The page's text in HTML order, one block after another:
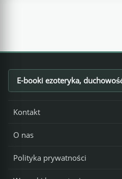
Footer
E-booki ezoteryka,
Kontakt
O nas
Polityka prywatności